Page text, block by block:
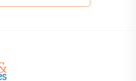
cidade e com a praticidade de
do seu computador ou
soluções inovadoras para